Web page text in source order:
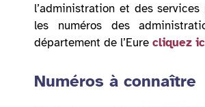
l’administration et des services
les numéros des
département de l’Eure cliquez
Numéros à connaître